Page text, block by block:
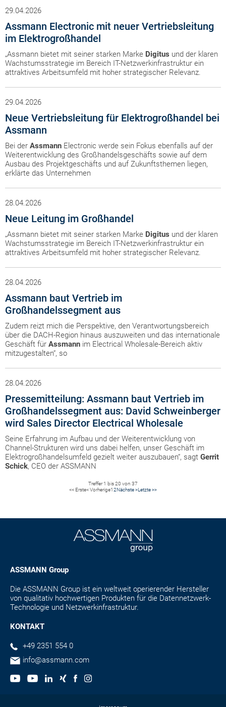
29.04.2026
Assmann Electronic mit neuer Vertriebsleitung
im Elektrogroßhandel
„Assmann bietet mit seiner starken Marke Digitus und der klaren
Wachstumsstrategie im Bereich IT-Netzwerkinfrastruktur ein
attraktives Arbeitsumfeld mit hoher strategischer Relevanz.
29.04.2026
Neue Vertriebsleitung für Elektrogroßhandel bei
Assmann
Bei der Assmann Electronic werde sein Fokus ebenfalls auf der
Weiterentwicklung des Großhandelsgeschäfts sowie auf dem
Ausbau des Projektgeschäfts und auf Zukunftsthemen liegen,
erklärte das Unternehmen
28.04.2026
Neue Leitung im Großhandel
„Assmann bietet mit seiner starken Marke Digitus und der klaren
Wachstumsstrategie im Bereich IT-Netzwerkinfrastruktur ein
attraktives Arbeitsumfeld mit hoher strategischer Relevanz.
28.04.2026
Assmann baut Vertrieb im
Großhandelssegment aus
Zudem reizt mich die Perspektive, den Verantwortungsbereich
über die DACH-Region hinaus auszuweiten und das internationale
Geschäft für Assmann im Electrical Wholesale-Bereich aktiv
mitzugestalten“, so
28.04.2026
Pressemitteilung: Assmann baut Vertrieb im
Großhandelssegment aus: David Schweinberger
wird Sales Director Electrical Wholesale
Seine Erfahrung im Aufbau und der Weiterentwicklung von
Channel-Strukturen wird uns dabei helfen, unser Geschäft im
Elektrogroßhandelsumfeld gezielt weiter auszubauen“, sagt Gerrit
Schick, CEO der ASSMANN
Treffer 1 bis 20 von 37
<< Erste< Vorherige12Nächste >Letzte >>
ASSMANN Group
Die ASSMANN Group ist ein weltweit operierender Hersteller
von qualitativ hochwertigen Produkten für die Datennetzwerk-
Technologie und Netzwerkinfrastruktur.
KONTAKT
+49 2351 554 0
info@assmann.com